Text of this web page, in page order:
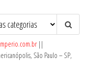
Coroas de Flores com
e Preço Acessível para Entrega
no Cemitério em nosso
de Floricultura.
||
São Paulo – SP,